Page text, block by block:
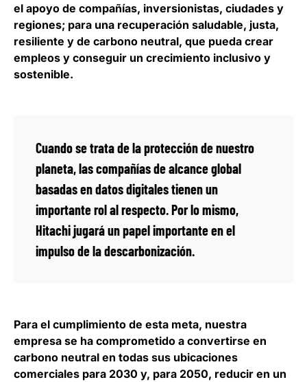
el apoyo de compañías, inversionistas, ciudades y
regiones; para una recuperación saludable, justa,
resiliente y de carbono neutral, que pueda crear
empleos y conseguir un crecimiento inclusivo y
sostenible.
Cuando se trata de la protección de nuestro
planeta, las compañías de alcance global
basadas en datos digitales tienen un
importante rol al respecto. Por lo mismo,
Hitachi jugará un papel importante en el
impulso de la descarbonización.
Para el cumplimiento de esta meta, nuestra
empresa se ha comprometido a convertirse en
carbono neutral en todas sus ubicaciones
comerciales para 2030 y, para 2050, reducir en un